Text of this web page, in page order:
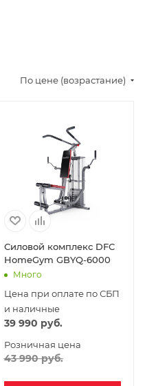
По цене (возрастание)
Силовой комплекс DFC
HomeGym GBYQ-6000
Много
Цена при оплате по СБП
и наличные
39 990 руб.
Розничная цена
43 990руб.